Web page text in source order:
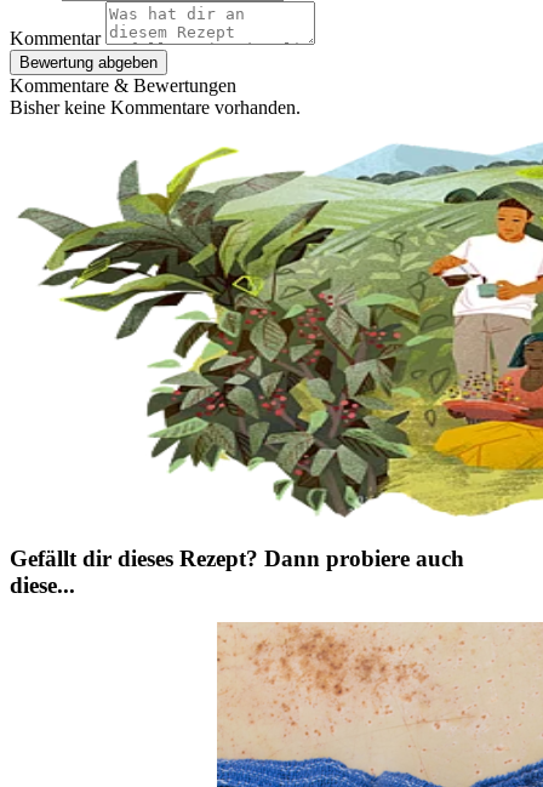
Kommentar
Bewertung abgeben
Kommentare & Bewertungen
Bisher keine Kommentare vorhanden.
Gefällt dir dieses Rezept? Dann probiere auch
diese...